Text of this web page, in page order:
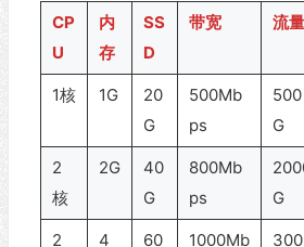
CP
U
内
存
SS
D
带宽 流量
1核 1G
20
G
500Mb
ps
500
G
2
核
2G
40
G
800Mb
ps
G
2
4
60
1000Mb
300